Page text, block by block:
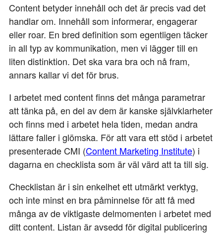
Content betyder innehåll och det är precis vad det
handlar om. Innehåll som informerar, engagerar
eller roar. En bred definition som egentligen täcker
in all typ av kommunikation, men vi lägger till en
liten distinktion. Det ska vara bra och nå fram,
annars kallar vi det för brus.
I arbetet med content finns det många parametrar
att tänka på, en del av dem är kanske självklarheter
och finns med i arbetet hela tiden, medan andra
lättare faller i glömska. För att vara ett stöd i arbetet
presenterade CMI (Content Marketing Institute) i
dagarna en checklista som är väl värd att ta till sig.
Checklistan är i sin enkelhet ett utmärkt verktyg,
och inte minst en bra påminnelse för att få med
många av de viktigaste delmomenten i arbetet med
ditt content. Listan är avsedd för digital publicering